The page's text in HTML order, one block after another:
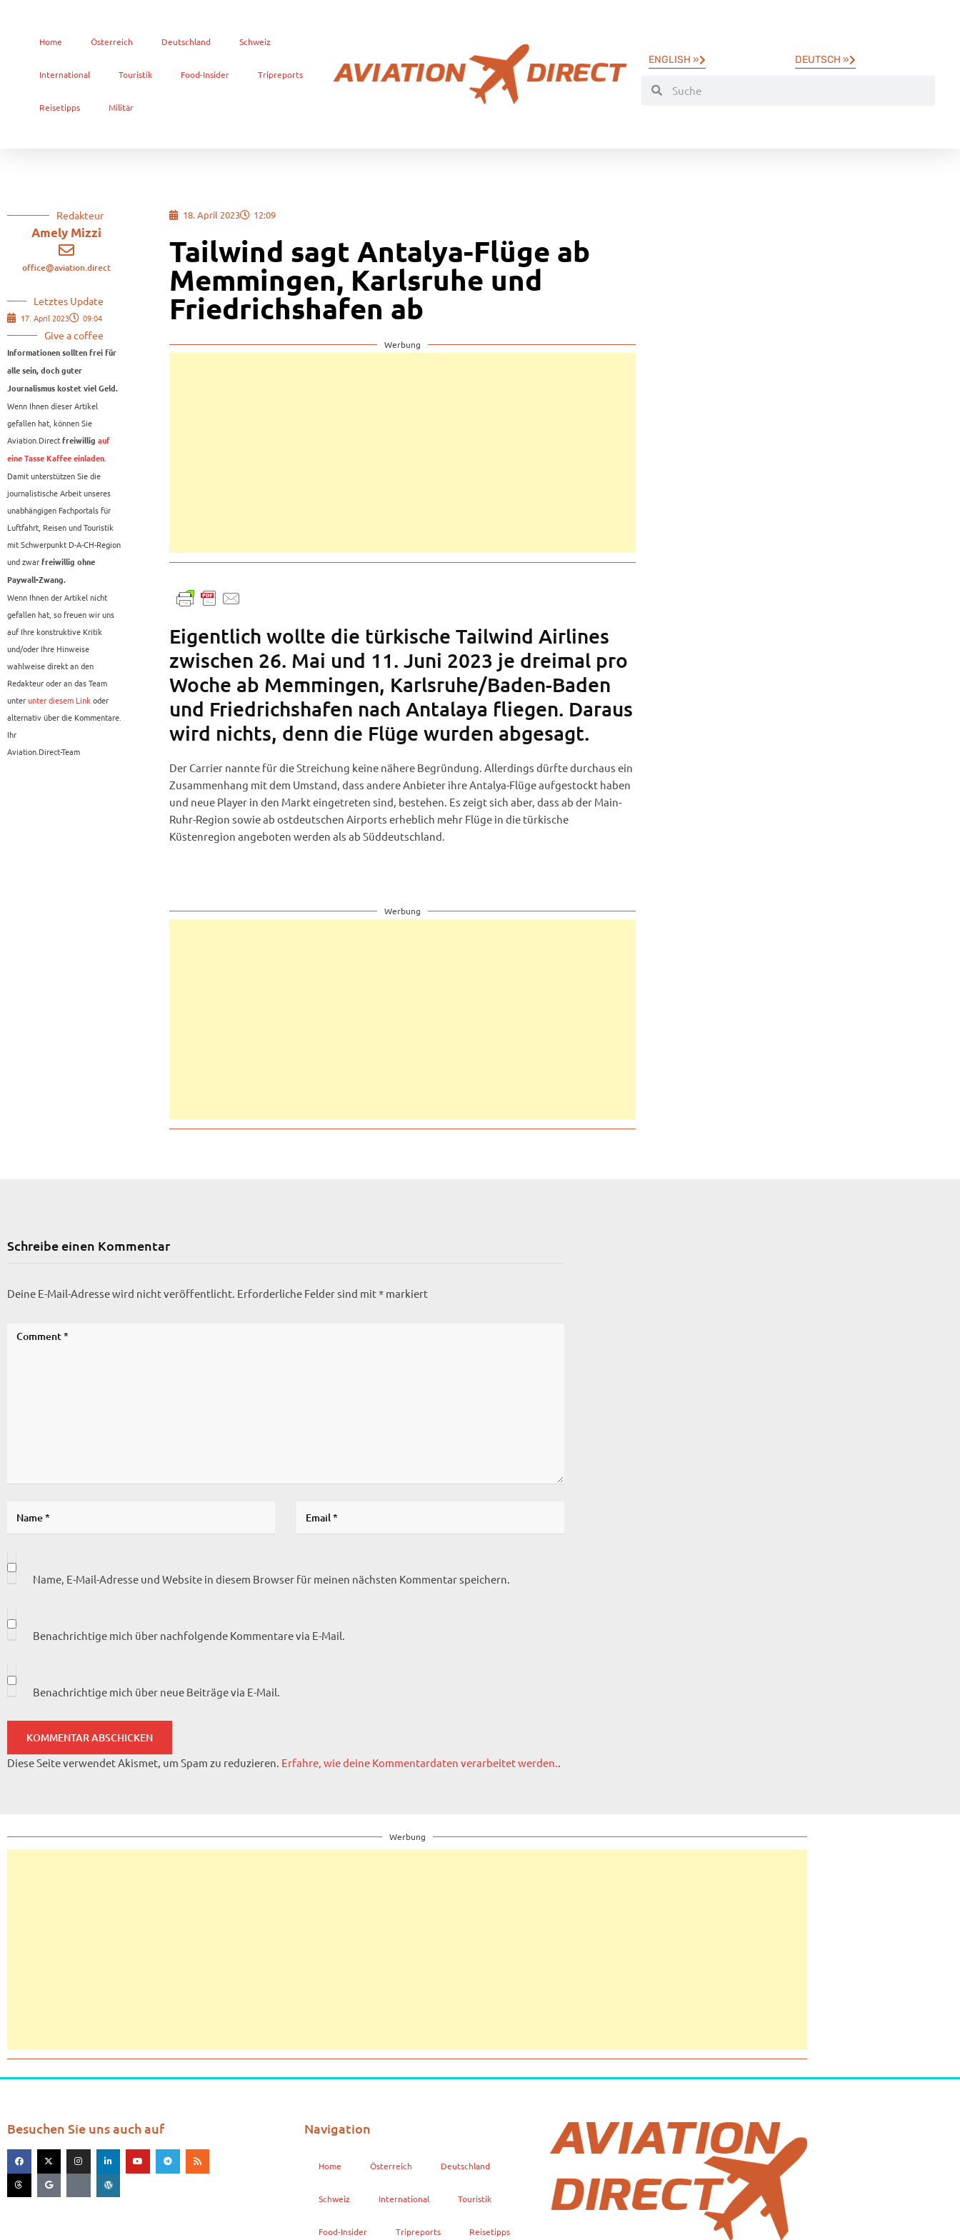
Home Österreich Deutschland Schweiz
International Touristik Food-Insider Tripreports
Reisetipps Militär
ENGLISH » DEUTSCH »
Redakteur
Amely Mizzi
office@aviation.direct
Letztes Update
17. April 2023 09:04
Give a coffee
Informationen sollten frei für
alle sein, doch guter
Journalismus kostet viel Geld.
Wenn Ihnen dieser Artikel
gefallen hat, können Sie
Aviation.Direct freiwillig auf
eine Tasse Kaffee einladen
Damit unterstützen Sie die
journalistische Arbeit unseres
unabhängigen Fachportals für
Luftfahrt, Reisen und Touristik
mit Schwerpunkt D-A-CH-Region
und zwar freiwillig ohne
Paywall-Zwang.
Wenn Ihnen der Artikel nicht
gefallen hat, so freuen wir uns
auf Ihre konstruktive Kritik
und/oder Ihre Hinweise
wahlweise direkt an den
Redakteur oder an das Team
unterunter diesem Link oder
alternativ über die Kommentare.
Ihr
Aviation.Direct-Team
18. April 2023 12:09
Tailwind sagt Antalya-Flüge ab
Memmingen, Karlsruhe und
Friedrichshafen ab
Werbung
Eigentlich wollte die türkische Tailwind Airlines
zwischen 26. Mai und 11. Juni 2023 je dreimal pro
Woche ab Memmingen, Karlsruhe/Baden-Baden
und Friedrichshafen nach Antalaya fliegen. Daraus
wird nichts, denn die Flüge wurden abgesagt.
Der Carrier nannte für die Streichung keine nähere Begründung. Allerdings dürfte durchaus ein
Zusammenhang mit dem Umstand, dass andere Anbieter ihre Antalya-Flüge aufgestockt haben
und neue Player in den Markt eingetreten sind, bestehen. Es zeigt sich aber, dass ab der Main-
Ruhr-Region sowie ab ostdeutschen Airports erheblich mehr Flüge in die türkische
Küstenregion angeboten werden als ab Süddeutschland.
Werbung
Schreibe einen Kommentar
Deine E-Mail-Adresse wird nicht veröffentlicht. Erforderliche Felder sind mit* markiert
Name, E-Mail-Adresse und Website in diesem Browser für meinen nächsten Kommentar speichern.
Benachrichtige mich über nachfolgende Kommentare via E-Mail.
Benachrichtige mich über neue Beiträge via E-Mail.
Diese Seite verwendet Akismet, um Spam zu reduzieren. Erfahre, wie deine Kommentardaten verarbeitet werden..
Werbung
Besuchen Sie uns auch auf Navigation
Home Österreich Deutschland
Schweiz International Touristik
Food-Insider Tripreports Reisetipps